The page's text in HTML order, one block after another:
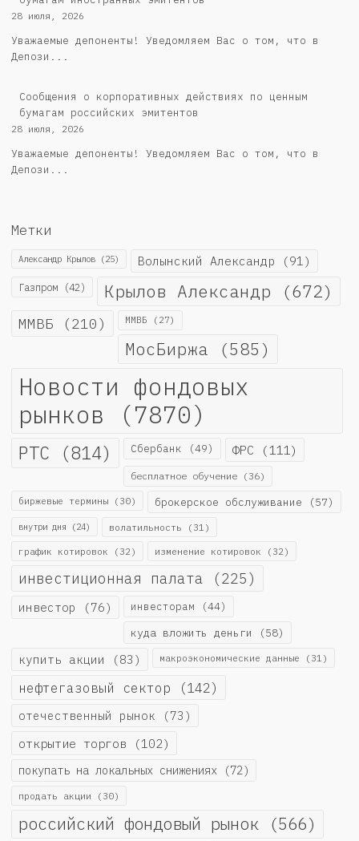
28 июля, 2026
Уважаемые депоненты! Уведомляем Вас о том, что в
Депози...
Cообщения о корпоративных действиях по ценным
бумагам российских эмитентов
28 июля, 2026
Уважаемые депоненты! Уведомляем Вас о том, что в
Депози...
Метки
Александр Крылов (25) Волынский Александр (91)
Газпром (42) Крылов Александр (672)
ММВБ (210) ММВБ (27)
МосБиржа (585)
Новости фондовых
рынков (7870)
РТС (814) Сбербанк (49) ФРС (111)
бесплатное обучение (36)
биржевые термины (30) брокерское обслуживание (57)
внутри дня (24) волатильность (31)
график котировок (32) изменение котировок (32)
инвестиционная палата (225)
инвестор (76) инвесторам (44)
куда вложить деньги (58)
купить акции (83) макроэкономические данные (31)
нефтегазовый сектор (142)
отечественный рынок (73)
открытие торгов (102)
покупать на локальных снижениях (72)
продать акции (30)
российский фондовый рынок (566)